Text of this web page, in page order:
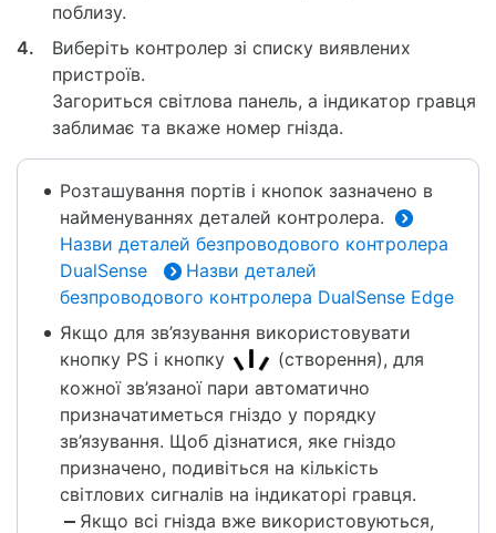
и
и
поблизу.
4.
Виберіть контролер зі списку виявлених
пристроїв.
Загориться світлова панель, а індикатор гравця
заблимає та вкаже номер гнізда.
Розташування портів і кнопок зазначено в
найменуваннях деталей контролера.
Назви деталей безпроводового контролера
DualSense
Назви деталей
безпроводового контролера DualSense Edge
Якщо для зв’язування використовувати
кнопку PS і кнопку
(створення), для
кожної зв’язаної пари автоматично
призначатиметься гніздо у порядку
зв’язування. Щоб дізнатися, яке гніздо
призначено, подивіться на кількість
світлових сигналів на індикаторі гравця.
Якщо всі гнізда вже використовуються,